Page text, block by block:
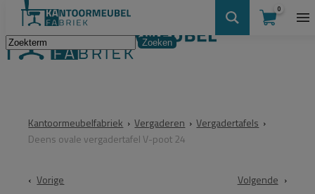
0
Kantoormeubelfabriek › Vergaderen › Vergadertafels ›
Deens ovale vergadertafel V-poot 24
Vorige Volgende